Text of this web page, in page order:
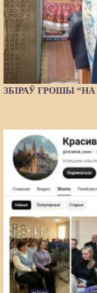
ЗБІРАЎ ГРОШЫ “НА